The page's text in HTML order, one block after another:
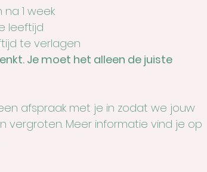
1 week
leeftijd
te verlagen
Je moet het alleen de juiste
afspraak met je in zodat we jouw
vergroten. Meer informatie vind je op